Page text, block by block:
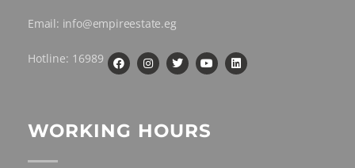
Email: info@empireestate.eg
Hotline: 16989
WORKING HOURS